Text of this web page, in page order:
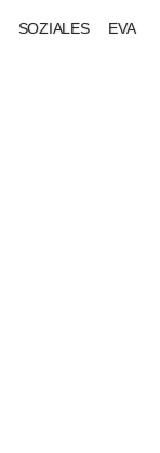
SOZIALES EVA